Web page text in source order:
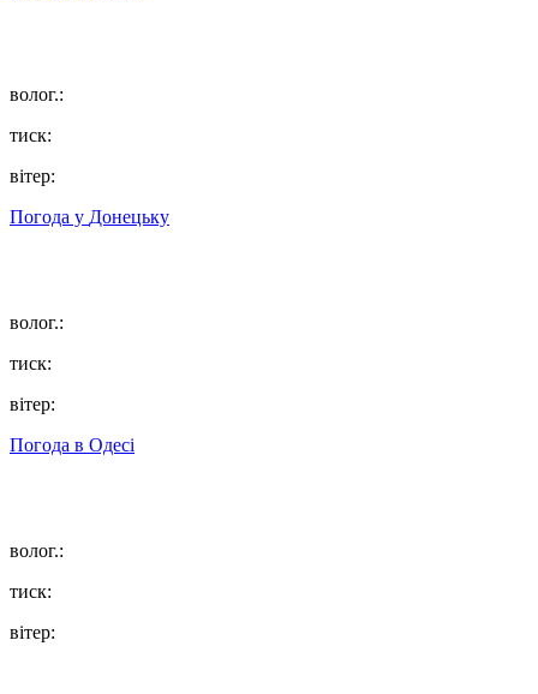
волог.:
тиск:
вітер:
Погода у Донецьку
волог.:
тиск:
вітер:
Погода в Одесі
волог.:
тиск:
вітер: